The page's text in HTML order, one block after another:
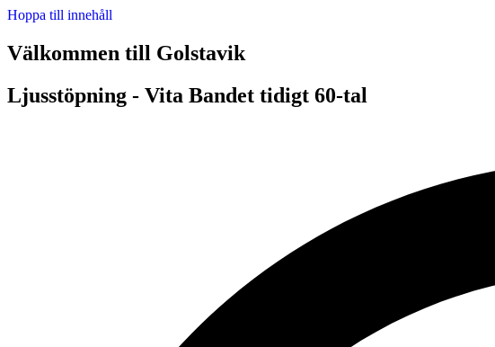
Hoppa till innehåll
Välkommen till Golstavik
Ljusstöpning - Vita Bandet tidigt 60-tal